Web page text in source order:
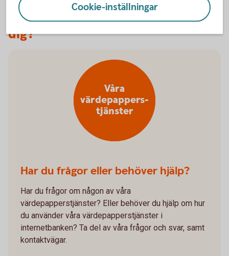
Vilken värdepapperstjänst passar
dig?
Våra
värdepappers-
tjänster
Har du frågor eller behöver hjälp?
Har du frågor om någon av våra
värdepapperstjänster? Eller behöver du hjälp om hur
du använder våra värdepapperstjänster i
internetbanken? Ta del av våra frågor och svar, samt
kontaktvägar.
Cookie-inställningar